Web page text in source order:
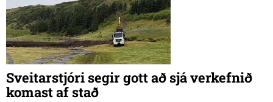
Sveitarstjóri segir gott að sjá verkefnið
komast af stað